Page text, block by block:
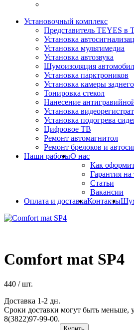
Установочный комплекс
Представитель TEYES в
Установка
Установка мультимедиа
Установка автозвука
Шумоизоляция
Установка парктроников
Установка камеры
Тонировка стекол
Нанесение
Установка
Установка подогрева
Цифровое ТВ
Ремонт автомагнитол
Ремонт брелоков и
Наши работыО нас
Как
Гарантия на
Статьи
Вакансии
Оплата и доставкаКонтакты
Comfort mat SP4
440 / шт.
Доставка 1-2 дн.
Сроки доставки могут быть меньше,
8(3822)97-99-00.